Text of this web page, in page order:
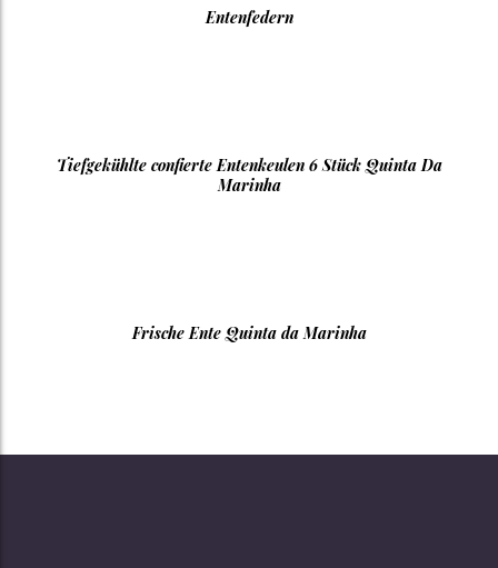
Entenfedern
Tiefgekühlte confierte Entenkeulen 6 Stück Quinta Da
Marinha
Frische Ente Quinta da Marinha